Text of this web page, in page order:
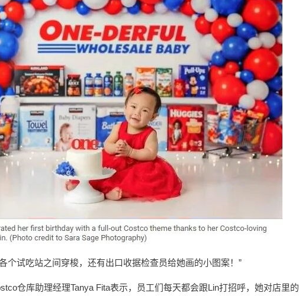
个试吃站之间穿梭，还有出口收据检查员给她画的小图案！”
仓库助理经理Tanya Fita表示，员工们每天都会跟Lin打招呼，她对店里的